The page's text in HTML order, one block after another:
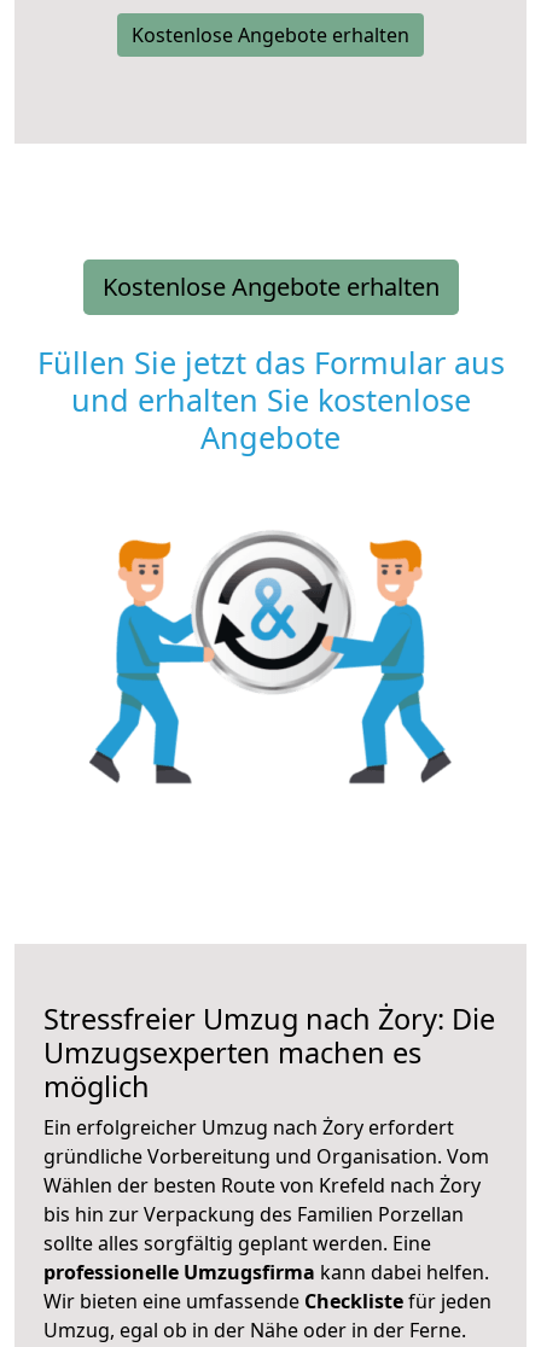
Kostenlose Angebote erhalten
Kostenlose Angebote erhalten
Füllen Sie jetzt das Formular aus
und erhalten Sie kostenlose
Angebote
Stressfreier Umzug nach Żory: Die
Umzugsexperten machen es
möglich
Ein erfolgreicher Umzug nach Żory erfordert
gründliche Vorbereitung und Organisation. Vom
Wählen der besten Route von Krefeld nach Żory
bis hin zur Verpackung des Familien Porzellan
sollte alles sorgfältig geplant werden. Eine
professionelle Umzugsfirma kann dabei helfen.
Wir bieten eine umfassende Checklistefür jeden
Umzug, egal ob in der Nähe oder in der Ferne.